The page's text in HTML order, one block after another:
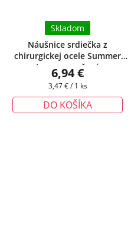
Náušnice srdiečka z
chirurgickej ocele Summer
Love - oranžové
Skladom
6,94 €
Jednotková
3,47 € / 1 ks
DO KOŠÍKA